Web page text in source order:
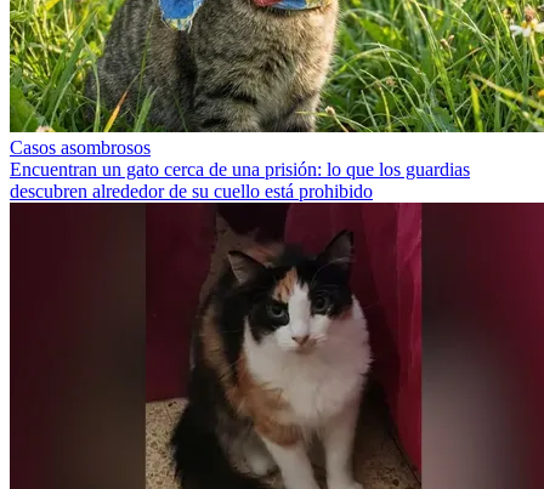
Casos asombrosos
Encuentran un gato cerca de una prisión: lo que los guardias
descubren alrededor de su cuello está prohibido